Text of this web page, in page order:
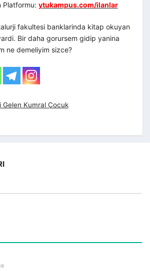
Platformu: ytukampus.com/ilanlar
fakultesi banklarinda kitap okuyan
Bir daha gorursem gidip yanina
ne demeliyim sizce?
Gelen Kumral Çocuk